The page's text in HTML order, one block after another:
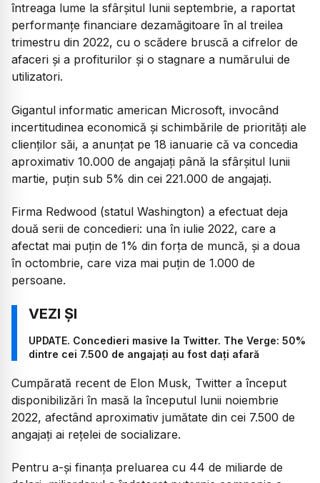
întreaga lume la sfârşitul lunii septembrie, a raportat
performanţe financiare dezamăgitoare în al treilea
trimestru din 2022, cu o scădere bruscă a cifrelor de
afaceri şi a profiturilor şi o stagnare a numărului de
utilizatori.
Gigantul informatic american Microsoft, invocând
incertitudinea economică şi schimbările de priorităţi ale
clienţilor săi, a anunţat pe 18 ianuarie că va concedia
aproximativ 10.000 de angajaţi până la sfârşitul lunii
martie, puţin sub 5% din cei 221.000 de angajaţi.
Firma Redwood (statul Washington) a efectuat deja
două serii de concedieri: una în iulie 2022, care a
afectat mai puţin de 1% din forţa de muncă, şi a doua
în octombrie, care viza mai puţin de 1.000 de
persoane.
UPDATE. Concedieri masive la Twitter. The Verge: 50%
dintre cei 7.500 de angajați au fost dați afară
Cumpărată recent de Elon Musk, Twitter a început
disponibilizări în masă la începutul lunii noiembrie
2022, afectând aproximativ jumătate din cei 7.500 de
angajaţi ai reţelei de socializare.
Pentru a-şi finanţa preluarea cu 44 de miliarde de